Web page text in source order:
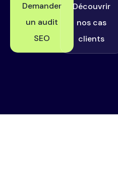
Demander
un audit
SEO
Découvrir
nos cas
clients